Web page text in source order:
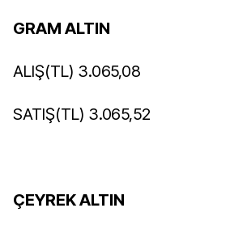
GRAM ALTIN
ALIŞ(TL) 3.065,08
SATIŞ(TL) 3.065,52
ÇEYREK ALTIN